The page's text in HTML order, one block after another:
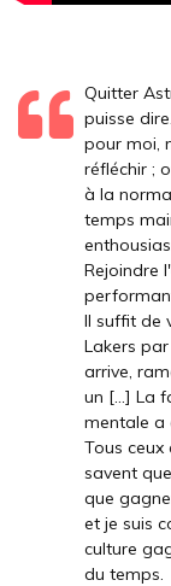
Quitter
puisse
pour moi,
réfléchir ;
à la
temps
Rejoindre
Il suffit de
Lakers
arrive,
un [...] La
mentale a
Tous
savent
que
et je suis
culture
du temps.